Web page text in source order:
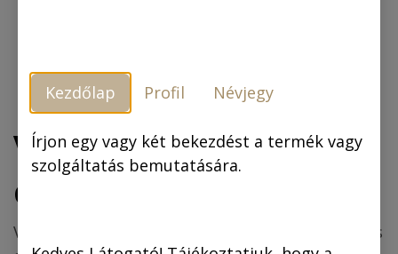
Vászonkép: „Jeanne
d'Arc” 50x50 cm
Vászonkép-megrendelést csak előzetes kifizetés
Kezdőlap Profil Névjegy
Írjon egy vagy két bekezdést a termék vagy
szolgáltatás bemutatására.